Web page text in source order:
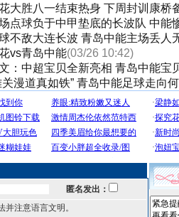
大胜八一结束热身 下周封训康桥
点球负于中甲垫底的长波队 中能
不敌大连长波 青岛中能主场丢人
vs青岛中能(03/26 10:42)
：中超宝贝全新亮相 青岛中能宝
关漫道真如铁” 青岛中能足球走向
匿名发出：
并注意语言文明。